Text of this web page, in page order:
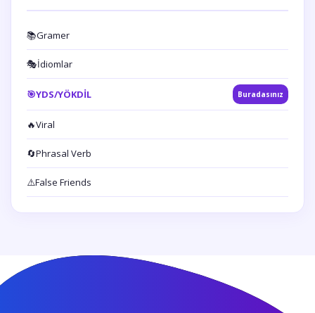
📚Gramer
🎭İdiomlar
🎯YDS/YÖKDİL Buradasınız
🔥Viral
🔄Phrasal Verb
⚠️False Friends